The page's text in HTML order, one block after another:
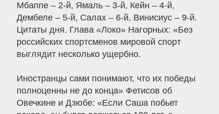
Мбаппе – 2-й, Ямаль – 3-й, Кейн – 4-й,
Дембеле – 5-й, Салах – 6-й, Винисиус – 9-й.
Цитаты дня. Глава «Локо» Нагорных: «Без
российских спортсменов мировой спорт
выглядит несколько ущербно.
Иностранцы сами понимают, что их победы
полноценны не до конца» Фетисов об
Овечкине и Дзюбе: «Если Саша побьет